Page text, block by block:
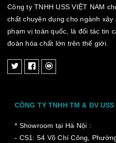
Công ty TNHH USS VIỆT NAM
chất chuyên dụng cho ngành
phạm vị toàn quốc, là đối tác tin
đoàn hóa chất lớn trên thế giới.
CÔNG TY TNHH TM & DV USS
* Showroom tại Hà Nội :
- CS1: 54 Võ Chí Công,